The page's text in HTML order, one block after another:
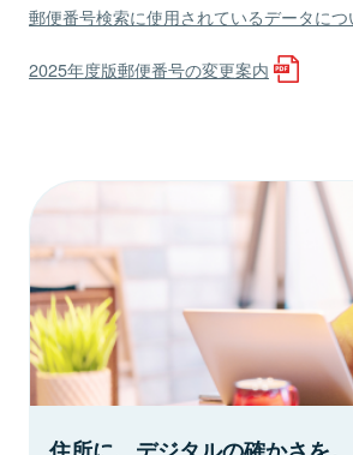
郵便番号検索に使用されているデータにつ
2025年度版郵便番号の変更案内